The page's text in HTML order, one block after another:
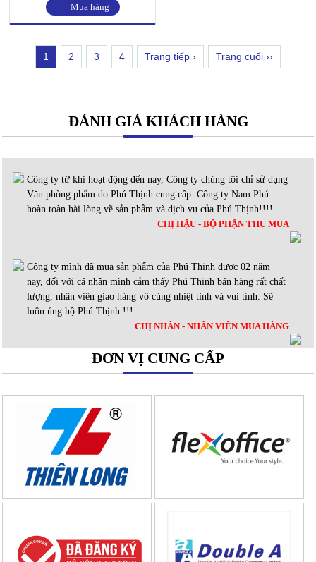
Mua hàng
1 2 3 4 Trang tiếp › Trang cuối ››
ĐÁNH GIÁ KHÁCH HÀNG
Công ty từ khi hoạt động đến nay, Công ty chúng tôi chỉ sử dụng
Văn phòng phẩm do Phú Thịnh cung cấp. Công ty Nam Phú
hoàn toàn hài lòng về sản phẩm và dịch vụ của Phú Thịnh!!!!
CHỊ HẬU - BỘ PHẬN THU MUA
Công ty mình đã mua sản phẩm của Phú Thịnh được 02 năm
nay, đối với cá nhân mình cảm thấy Phú Thịnh bán hàng rất chất
lượng, nhân viên giao hàng vô cùng nhiệt tình và vui tính. Sẽ
luôn ủng hộ Phú Thịnh !!!
CHỊ NHÂN - NHÂN VIÊN MUA HÀNG
ĐƠN VỊ CUNG CẤP